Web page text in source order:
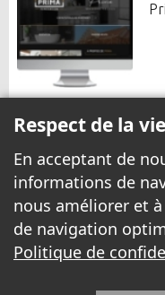
© 1999 - 2026
Avis légal|
Respect de la
En acceptant de
informations de
nous améliorer et
de navigation
Politique de